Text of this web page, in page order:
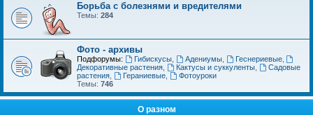
Борьба с болезнями и вредителями
Темы: 284
Фото - архивы
Подфорумы: Гибискусы, Адениумы, Геснериевые,
Декоративные растения
Кактусы и суккуленты,
Садовые
растения
Гераниевые,
Фотоуроки
Темы: 746
О разном